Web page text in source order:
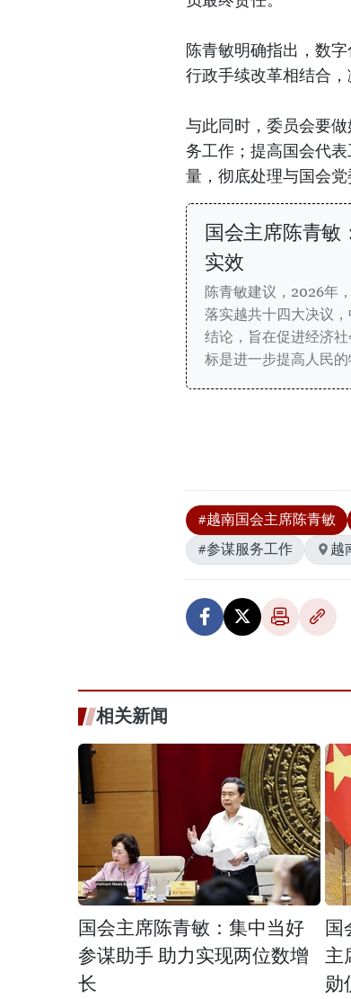
陈青敏明确指出，数
行政手续改革相结合，
与此同时，委员会要
务工作；提高国会代
量，彻底处理与国会党
国会主席陈青敏
实效
陈青敏建议，2026年
落实越共十四大决议
结论，旨在促进经济
标是进一步提高人民的
#越南国会主席陈青敏
#参谋服务工作
越
相关新闻
国会主席陈青敏：集中当好
参谋助手 助力实现两位数增
长
国
主
勋